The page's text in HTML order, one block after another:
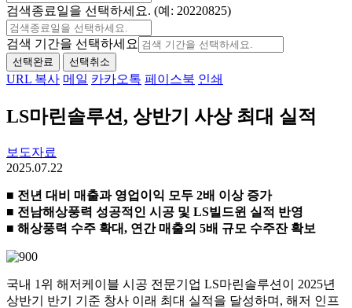
검색종료일을 선택하세요. (예: 20220825)
검색 기간을 선택하세요
선택완료 선택취소
URL 복사 메일 카카오톡 페이스북 인쇄
LS마린솔루션, 상반기 사상 최대 실적
보도자료
2025.07.22
■ 전년 대비 매출과 영업이익 모두 2배 이상 증가
■ 전남해상풍력 성공적인 시공 및 LS빌드윈 실적 반영
■ 해상풍력 수주 확대, 연간 매출의 5배 규모 수주잔 확보
국내 1위 해저케이블 시공 전문기업 LS마린솔루션이 2025년
상반기 반기 기준 창사 이래 최대 실적을 달성하며, 해저 인프